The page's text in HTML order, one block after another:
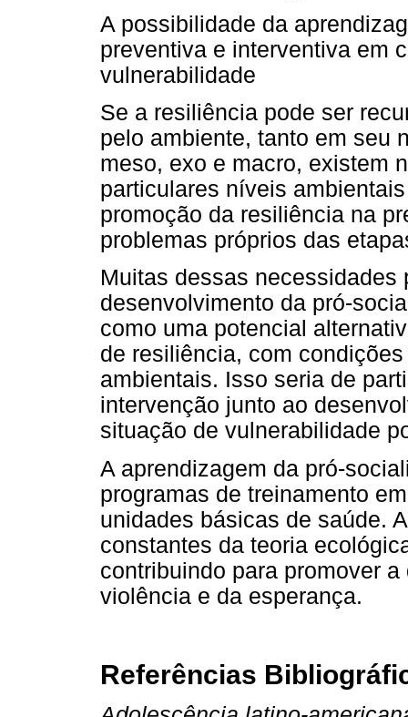
A possibilidade da
preventiva e interventiva em
vulnerabilidade
Se a resiliência pode ser
pelo ambiente, tanto em seu
meso, exo e macro, existem
particulares níveis
promoção da resiliência na
problemas próprios das
Muitas dessas necessidades
desenvolvimento da pró-
como uma potencial
de resiliência, com
ambientais. Isso seria de
intervenção junto ao
situação de vulnerabilidade
A aprendizagem da pró-
programas de treinamento
unidades básicas de saúde.
constantes da teoria
contribuindo para promover
violência e da esperança.
Referências